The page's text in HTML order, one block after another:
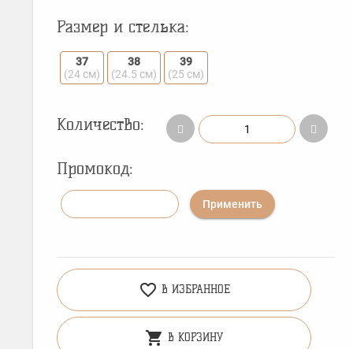
Размер и стелька:
37
(24 см)
38
(24.5 см)
39
(25 см)
Количество:
Промокод:
Применить
favorite_border В ИЗБРАННОЕ
shopping_cart В КОРЗИНУ